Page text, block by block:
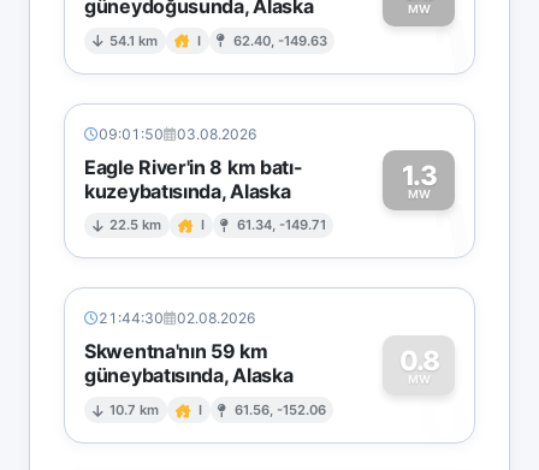
güneydoğusunda, Alaska
54.1 km I 62.40, -149.63
MW1
09:01:50 03.08.2026
Eagle River'in 8 km batı-
kuzeybatısında, Alaska
22.5 km I 61.34, -149.71
1.3
MW1
21:44:30 02.08.2026
Skwentna'nın 59 km
güneybatısında, Alaska
10.7 km I 61.56, -152.06
0.8
MW
0